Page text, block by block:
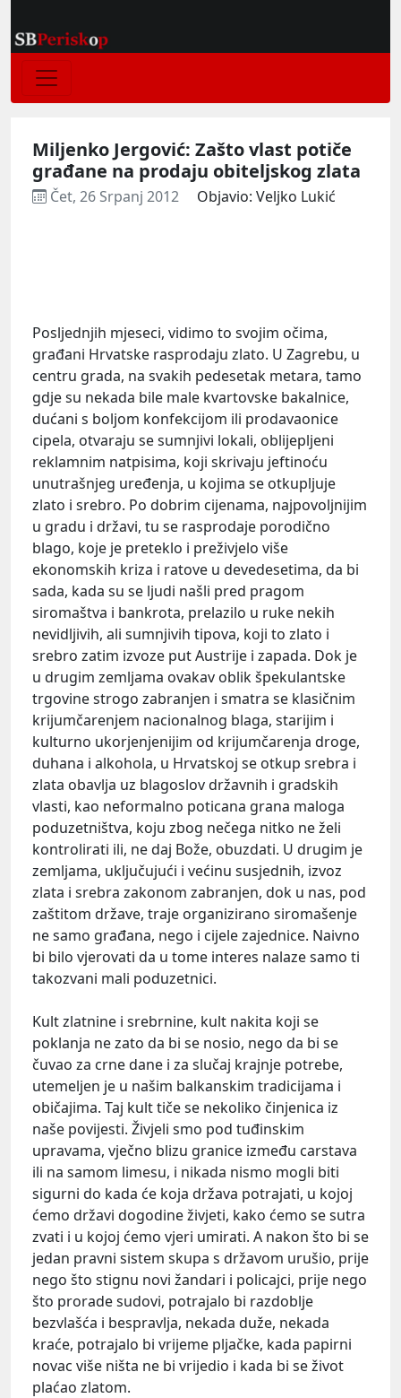
Miljenko Jergović: Zašto vlast potiče
građane na prodaju obiteljskog zlata
Čet, 26 Srpanj 2012 Objavio: Veljko Lukić
Posljednjih mjeseci, vidimo to svojim očima,
građani Hrvatske rasprodaju zlato. U Zagrebu, u
centru grada, na svakih pedesetak metara, tamo
gdje su nekada bile male kvartovske bakalnice,
dućani s boljom konfekcijom ili prodavaonice
cipela, otvaraju se sumnjivi lokali, oblijepljeni
reklamnim natpisima, koji skrivaju jeftinoću
unutrašnjeg uređenja, u kojima se otkupljuje
zlato i srebro. Po dobrim cijenama, najpovoljnijim
u gradu i državi, tu se rasprodaje porodično
blago, koje je preteklo i preživjelo više
ekonomskih kriza i ratove u devedesetima, da bi
sada, kada su se ljudi našli pred pragom
siromaštva i bankrota, prelazilo u ruke nekih
nevidljivih, ali sumnjivih tipova, koji to zlato i
srebro zatim izvoze put Austrije i zapada. Dok je
u drugim zemljama ovakav oblik špekulantske
trgovine strogo zabranjen i smatra se klasičnim
krijumčarenjem nacionalnog blaga, starijim i
kulturno ukorjenjenijim od krijumčarenja droge,
duhana i alkohola, u Hrvatskoj se otkup srebra i
zlata obavlja uz blagoslov državnih i gradskih
vlasti, kao neformalno poticana grana maloga
poduzetništva, koju zbog nečega nitko ne želi
kontrolirati ili, ne daj Bože, obuzdati. U drugim je
zemljama, uključujući i većinu susjednih, izvoz
zlata i srebra zakonom zabranjen, dok u nas, pod
zaštitom države, traje organizirano siromašenje
ne samo građana, nego i cijele zajednice. Naivno
bi bilo vjerovati da u tome interes nalaze samo ti
takozvani mali poduzetnici.
Kult zlatnine i srebrnine, kult nakita koji se
poklanja ne zato da bi se nosio, nego da bi se
čuvao za crne dane i za slučaj krajnje potrebe,
utemeljen je u našim balkanskim tradicijama i
običajima. Taj kult tiče se nekoliko činjenica iz
naše povijesti. Živjeli smo pod tuđinskim
upravama, vječno blizu granice između carstava
ili na samom limesu, i nikada nismo mogli biti
sigurni do kada će koja država potrajati, u kojoj
ćemo državi dogodine živjeti, kako ćemo se sutra
zvati i u kojoj ćemo vjeri umirati. A nakon što bi se
jedan pravni sistem skupa s državom urušio, prije
nego što stignu novi žandari i policajci, prije nego
što prorade sudovi, potrajalo bi razdoblje
bezvlašća i bespravlja, nekada duže, nekada
kraće, potrajalo bi vrijeme pljačke, kada papirni
novac više ništa ne bi vrijedio i kada bi se život
plaćao zlatom.